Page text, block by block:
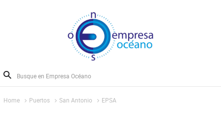
Home Puertos San Antonio EPSA